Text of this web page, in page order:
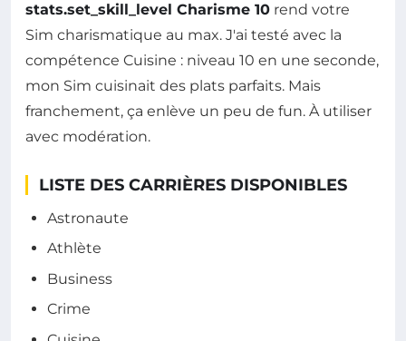
stats.set_skill_level Charisme 10 rend votre
Sim charismatique au max. J'ai testé avec la
compétence Cuisine : niveau 10 en une seconde,
mon Sim cuisinait des plats parfaits. Mais
franchement, ça enlève un peu de fun. À utiliser
avec modération.
LISTE DES CARRIÈRES DISPONIBLES
Astronaute
Athlète
Business
Crime